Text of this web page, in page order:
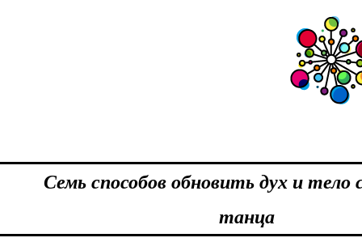
Семь способов обновить дух и
танца